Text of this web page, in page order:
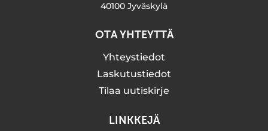
40100 Jyväskylä
OTA YHTEYTTÄ
Yhteystiedot
Laskutustiedot
Tilaa uutiskirje
LINKKEJÄ